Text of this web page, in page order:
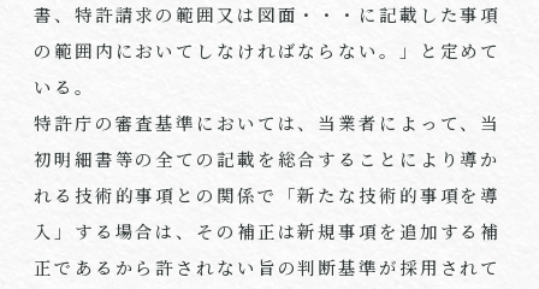
書、特許請求の範囲又は図面・・・に記載した事項
の範囲内においてしなければならない。」と定めて
いる。
特許庁の審査基準においては、当業者によって、当
初明細書等の全ての記載を総合することにより導か
れる技術的事項との関係で「新たな技術的事項を導
入」する場合は、その補正は新規事項を追加する補
正であるから許されない旨の判断基準が採用されて